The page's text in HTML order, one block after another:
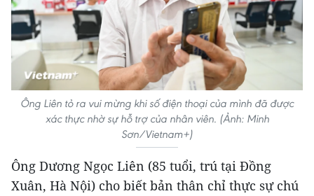
Ông Liên tỏ ra vui mừng khi số điện thoại của mình đã được
xác thực nhờ sự hỗ trợ của nhân viên. (Ảnh: Minh
Sơn/Vietnam+)
Ông Dương Ngọc Liên (85 tuổi, trú tại Đồng
Xuân, Hà Nội) cho biết bản thân chỉ thực sự chú